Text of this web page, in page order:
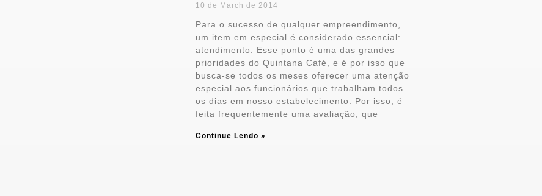
10 de March de 2014
Para o sucesso de qualquer empreendimento,
um item em especial é considerado essencial:
atendimento. Esse ponto é uma das grandes
prioridades do Quintana Café, e é por isso que
busca-se todos os meses oferecer uma atenção
especial aos funcionários que trabalham todos
os dias em nosso estabelecimento. Por isso, é
feita frequentemente uma avaliação, que
Continue Lendo »